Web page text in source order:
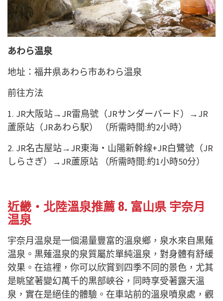
あわら温泉
地址：福井県あわら市あわら温泉
前往方法
1. JR大阪站→JR雷鳥號（JRサンダーバード）→JR
蘆原站（JRあわら駅） （所需時間:約2小時）
2. JR名古屋站→JR東海・山陽新幹線+JR白鷺號（JR
しらさぎ）→JR蘆原站 （所需時間:約1小時50分）
近畿・北陸溫泉推薦 8. 富山県 宇奈月
温泉
宇奈月温泉是一個湯量豐富的溫泉鄉，泉水來自黒薙
温泉。黒薙温泉的泉質屬於單純溫泉，對身體有舒緩
效果。在這裡，你可以欣賞到四季不同的景色，尤其
是眺望著變幻萬千的黒部峽谷，同時享受著露天溫
泉，實在是絕佳的體驗。在車站前的溫泉噴泉處，觀